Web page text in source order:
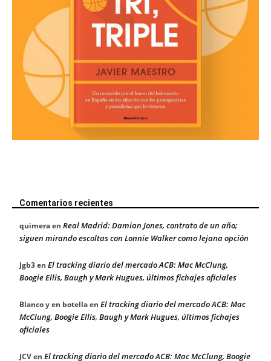
Comentarios recientes
quimeraen Real Madrid: Damian Jones, contrato de un año;
siguen mirando escoltas con Lonnie Walker como lejana opción
Jgb3en El tracking diario del mercado ACB: Mac McClung,
Boogie Ellis, Baugh y Mark Hugues, últimos fichajes oficiales
Blanco y en botellaen El tracking diario del mercado ACB: Mac
McClung, Boogie Ellis, Baugh y Mark Hugues, últimos fichajes
oficiales
JCVen El tracking diario del mercado ACB: Mac McClung, Boogie